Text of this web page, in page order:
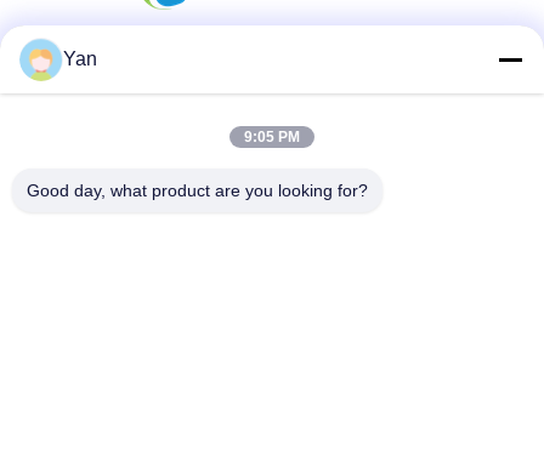
迅速な連絡
Yan
9:05 PM
Good day, what product are you looking for?